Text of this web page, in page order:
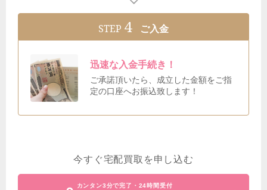
STEP 4 ご入金
迅速な入金手続き！
ご承諾頂いたら、成立した金額をご指
定の口座へお振込致します！
今すぐ宅配買取を申し込む
カンタン3分で完了・24時間受付